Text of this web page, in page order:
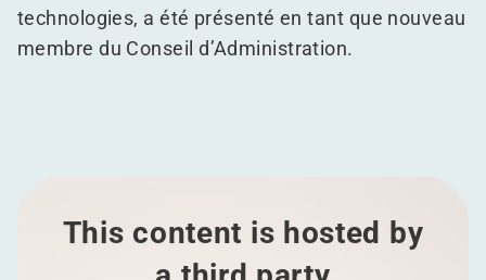
technologies, a été présenté en tant que nouveau
membre du Conseil d’Administration.
This content is hosted by